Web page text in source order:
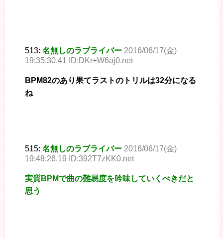
513: 名無しのラブライバー 2016/06/17(金)
19:35:30.41 ID:DKr+W6aj0.net
BPM82のあり果てラストのトリルは32分になる
ね
515: 名無しのラブライバー 2016/06/17(金)
19:48:26.19 ID:392T7zKK0.net
実質BPMで曲の難易度を吟味していくべきだと
思う